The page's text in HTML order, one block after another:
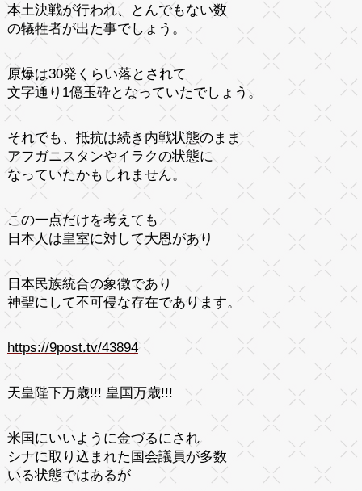
本土決戦が行われ、とんでもない数
の犠牲者が出た事でしょう。
原爆は30発くらい落とされて
文字通り1億玉砕となっていたでしょう。
それでも、抵抗は続き内戦状態のまま
アフガニスタンやイラクの状態に
なっていたかもしれません。
この一点だけを考えても
日本人は皇室に対して大恩があり
日本民族統合の象徴であり
神聖にして不可侵な存在であります。
https://9post.tv/43894
天皇陛下万歳!!! 皇国万歳!!!
米国にいいように金づるにされ
シナに取り込まれた国会議員が多数
いる状態ではあるが